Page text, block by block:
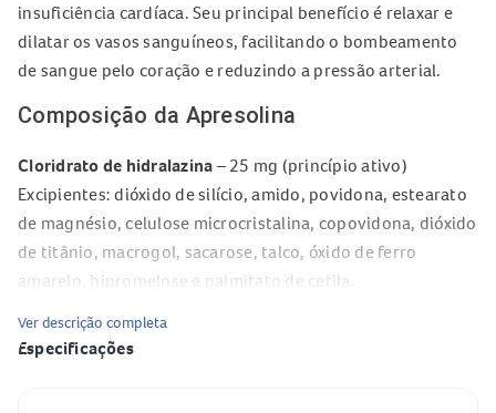
insuficiência cardíaca. Seu principal benefício é relaxar e
dilatar os vasos sanguíneos, facilitando o bombeamento
de sangue pelo coração e reduzindo a pressão arterial.
Composição da Apresolina
Cloridrato de hidralazina – 25 mg (princípio ativo)
Excipientes: dióxido de silício, amido, povidona, estearato
de magnésio, celulose microcristalina, copovidona, dióxido
de titânio, macrogol, sacarose, talco, óxido de ferro
amarelo, hipromelose e palmitato de cetila.
Superdose da Apresolina: o que fazer?
Em caso de superdose de
Ver descrição completa
Especificações